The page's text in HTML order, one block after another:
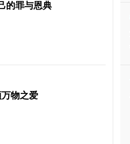
的罪与恩典
物之爱